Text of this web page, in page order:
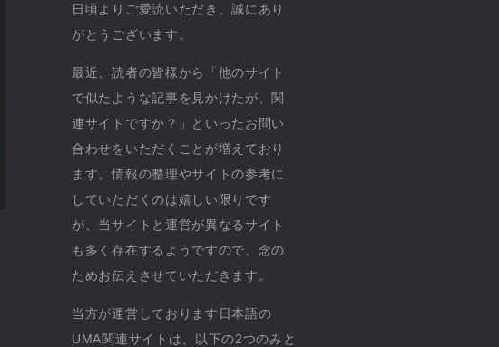
日頃よりご愛読いただき、誠にあり
がとうございます。
最近、読者の皆様から「他のサイト
で似たような記事を見かけたが、関
連サイトですか？」といったお問い
合わせをいただくことが増えており
ます。情報の整理やサイトの参考に
していただくのは嬉しい限りです
が、当サイトと運営が異なるサイト
も多く存在するようですので、念の
ためお伝えさせていただきます。
当方が運営しております日本語の
UMA関連サイトは、以下の2つのみと